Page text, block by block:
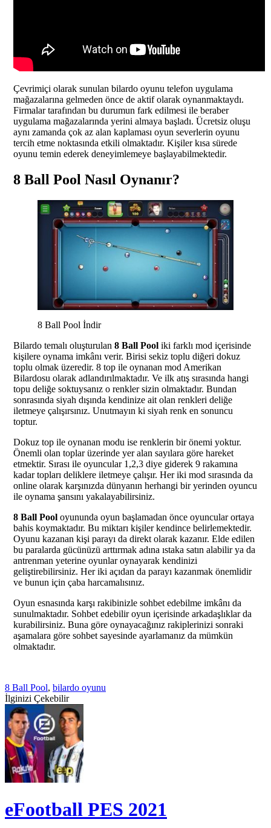
Çevrimiçi olarak sunulan bilardo oyunu telefon uygulama
mağazalarına gelmeden önce de aktif olarak oynanmaktaydı.
Firmalar tarafından bu durumun fark edilmesi ile beraber
uygulama mağazalarında yerini almaya başladı. Ücretsiz oluşu
aynı zamanda çok az alan kaplaması oyun severlerin oyunu
tercih etme noktasında etkili olmaktadır. Kişiler kısa sürede
oyunu temin ederek deneyimlemeye başlayabilmektedir.
8 Ball Pool Nasıl Oynanır?
8 Ball Pool İndir
Bilardo temalı oluşturulan 8 Ball Pool iki farklı mod içerisinde
kişilere oynama imkânı verir. Birisi sekiz toplu diğeri dokuz
toplu olmak üzeredir. 8 top ile oynanan mod Amerikan
Bilardosu olarak adlandırılmaktadır. Ve ilk atış sırasında hangi
topu deliğe soktuysanız o renkler sizin olmaktadır. Bundan
sonrasında siyah dışında kendinize ait olan renkleri deliğe
iletmeye çalışırsınız. Unutmayın ki siyah renk en sonuncu
toptur.
Dokuz top ile oynanan modu ise renklerin bir önemi yoktur.
Önemli olan toplar üzerinde yer alan sayılara göre hareket
etmektir. Sırası ile oyuncular 1,2,3 diye giderek 9 rakamına
kadar topları deliklere iletmeye çalışır. Her iki mod sırasında da
online olarak karşınızda dünyanın herhangi bir yerinden oyuncu
ile oynama şansını yakalayabilirsiniz.
8 Ball Pool oyununda oyun başlamadan önce oyuncular ortaya
bahis koymaktadır. Bu miktarı kişiler kendince belirlemektedir.
Oyunu kazanan kişi parayı da direkt olarak kazanır. Elde edilen
bu paralarda gücünüzü arttırmak adına ıstaka satın alabilir ya da
antrenman yeterine oyunlar oynayarak kendinizi
geliştirebilirsiniz. Her iki açıdan da parayı kazanmak önemlidir
ve bunun için çaba harcamalısınız.
Oyun esnasında karşı rakibinizle sohbet edebilme imkânı da
sunulmaktadır. Sohbet edebilir oyun içerisinde arkadaşlıklar da
kurabilirsiniz. Buna göre oynayacağınız rakiplerinizi sonraki
aşamalara göre sohbet sayesinde ayarlamanız da mümkün
olmaktadır.
8 Ball Pool, bilardo oyunu
İlginizi Çekebilir
eFootball PES 2021